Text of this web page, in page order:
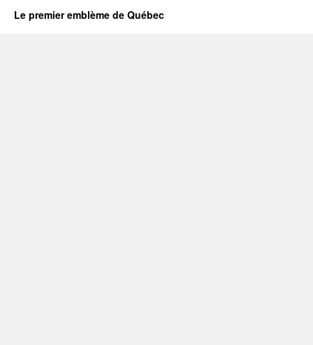
Le premier emblème de Québec